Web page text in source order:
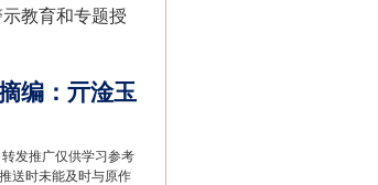
教育和专题授
编 ： 亓淦玉
发推广仅供学习参考
送时未能及时与原作